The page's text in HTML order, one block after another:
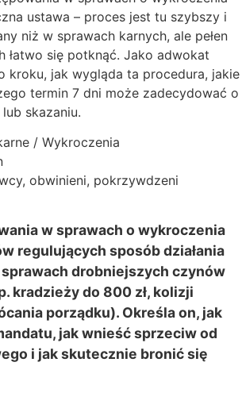
ustawa – proces jest tu szybszy i
niż w sprawach karnych, ale pełen
łatwo się potknąć. Jako adwokat
kroku, jak wygląda ta procedura, jakie
termin 7 dni może zadecydować o
skazaniu.
/ Wykroczenia
obwinieni, pokrzywdzeni
w sprawach o wykroczenia
regulujących sposób działania
drobniejszych czynów
kradzieży do 800 zł, kolizji
porządku). Określa on, jak
jak wnieść sprzeciw od
i jak skutecznie bronić się